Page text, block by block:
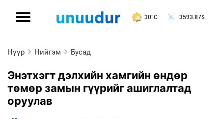
30°C 3593.87$
Нүүр Нийгэм Бусад
Энэтхэгт дэлхийн хамгийн өндөр
төмөр замын гүүрийг ашиглалтад
оруулав